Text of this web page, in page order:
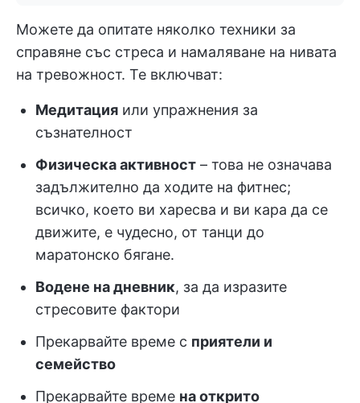
Можете да опитате няколко техники за
справяне със стреса и намаляване на нивата
на тревожност. Те включват:
Медитация или упражнения за
съзнателност
Физическа активност – това не означава
задължително да ходите на фитнес;
всичко, което ви харесва и ви кара да се
движите, е чудесно, от танци до
маратонско бягане.
Водене на дневник, за да изразите
стресовите фактори
Прекарвайте време с приятели и
семейство
Прекарвайте време на открито